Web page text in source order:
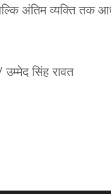
अंतिम व्यक्ति तक
उम्मेद सिंह रावत